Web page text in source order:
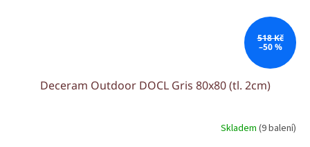
518 Kč
–50 %
Deceram Outdoor DOCL Gris 80x80 (tl. 2cm)
Skladem (9 balení)